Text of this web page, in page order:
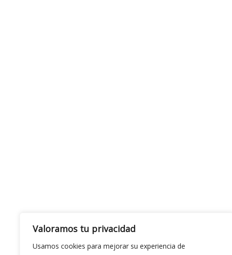
Valoramos tu privacidad
Usamos cookies para mejorar su experiencia de